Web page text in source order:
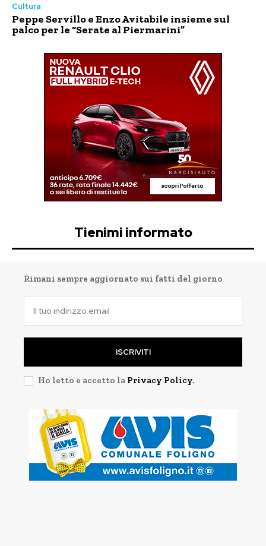
Cultura
Peppe Servillo e Enzo Avitabile insieme sul
palco per le “Serate al Piermarini”
Tienimi informato
Rimani sempre aggiornato sui fatti del giorno
ISCRIVITI
Ho letto e accetto la Privacy Policy.